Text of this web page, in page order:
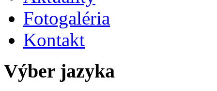
Fotogaléria
Kontakt
Výber jazyka